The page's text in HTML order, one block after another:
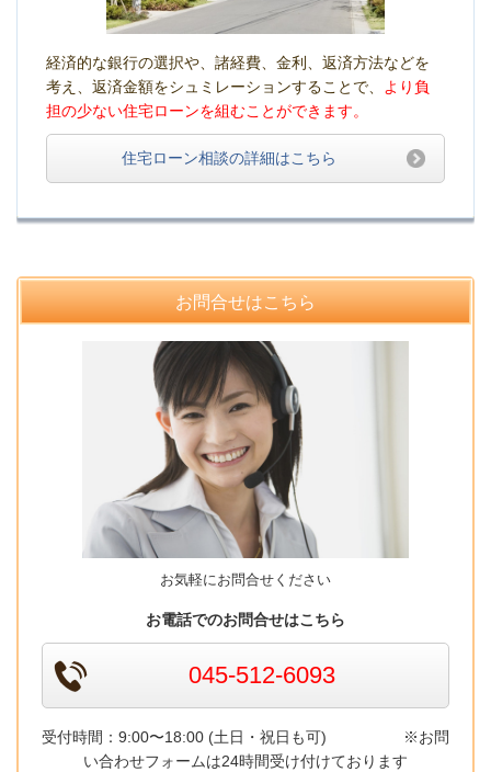
経済的な銀行の選択や、諸経費、金利、返済方法などを
考え、返済金額をシュミレーションすることで、
より負
担の少ない住宅ローンを組むことができます。
住宅ローン相談の詳細はこちら
お問合せはこちら
お気軽にお問合せください
お電話でのお問合せはこちら
045-512-6093
受付時間：9:00〜18:00 (土日・祝日も可)
※お問
い合わせフォームは24時間受け付けております